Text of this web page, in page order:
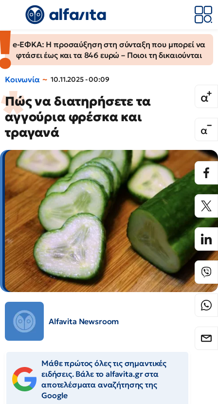
e-ΕΦΚΑ: Η προσαύξηση στη σύνταξη που μπορεί να
φτάσει έως και τα 846 ευρώ – Ποιοι τη δικαιούνται
Κοινωνία 10.11.2025 - 00:09
Πώς να διατηρήσετε τα
αγγούρια φρέσκα και
τραγανά
Alfavita Newsroom
Μάθε πρώτος όλες τις σημαντικές
ειδήσεις. Βάλε το alfavita.gr στα
αποτελέσματα αναζήτησης της
Google